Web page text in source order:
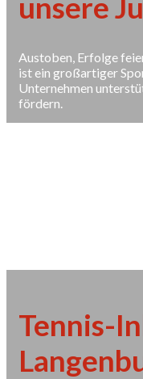
Austoben, Erfolge
ist ein großartiger
Unternehmen
fördern.
Tennis-